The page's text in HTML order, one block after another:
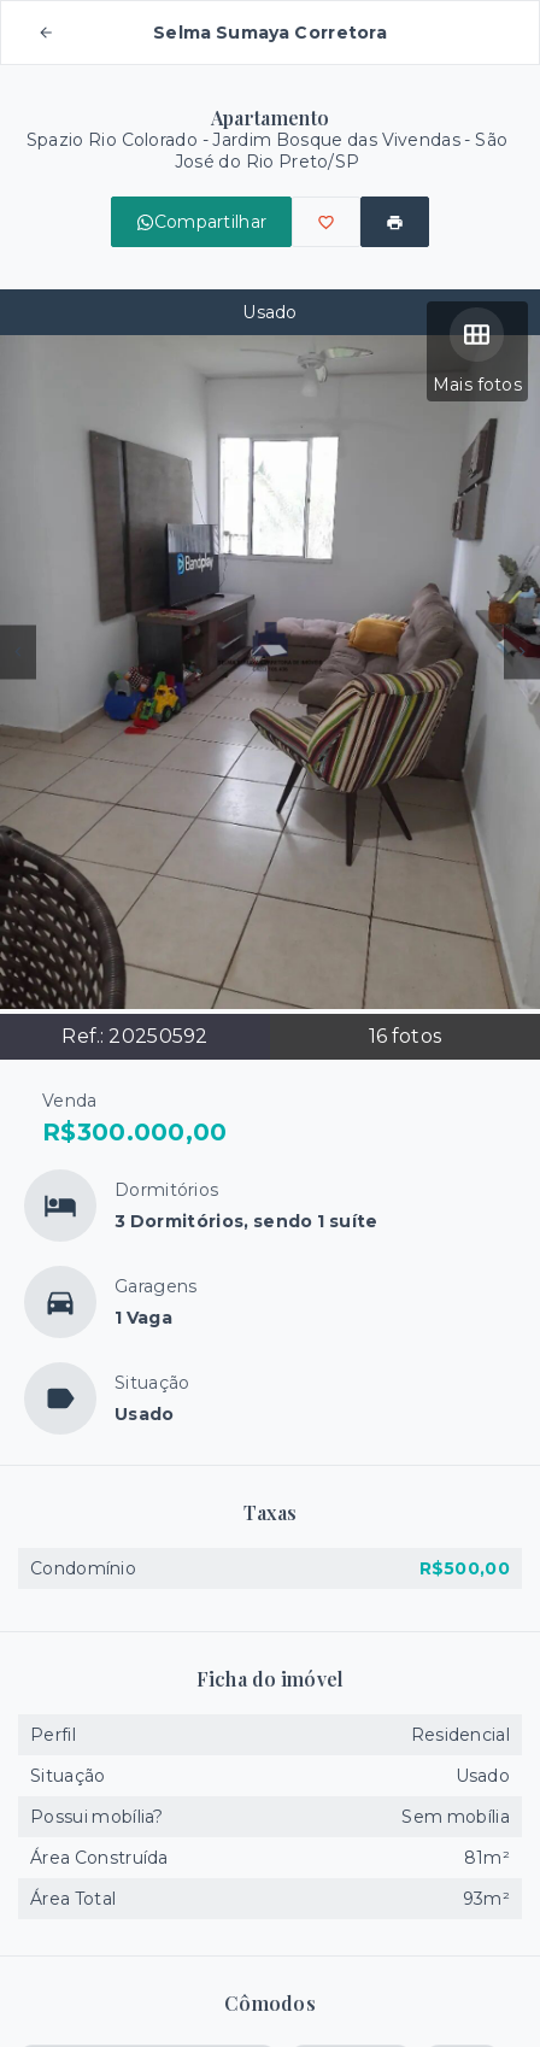
Selma Sumaya Corretora
Apartamento
Spazio Rio Colorado -Jardim Bosque das Vivendas - São
José do Rio Preto/SP
Compartilhar
Mais fotos
Ref.: 20250592 16 fotos
Usado
Venda
R$300.000,00
Dormitórios
3 Dormitórios, sendo 1 suíte
Garagens
1 Vaga
Situação
Usado
Cômodos
Taxas
Condomínio R$500,00
Ficha do imóvel
Perfil
Residencial
Situação
Usado
Possui mobília?
Sem mobília
Área Construída
81m²
Área Total
93m²